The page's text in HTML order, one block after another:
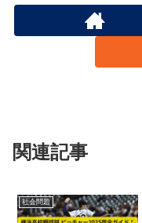
関連記事
社会問題